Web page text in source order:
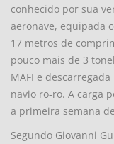
conhecido por sua
aeronave, equipada
17 metros de
pouco mais de 3
MAFI e
navio ro-ro. A carga
a primeira semana
Segundo Giovanni